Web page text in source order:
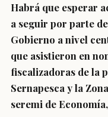
Habrá que esperar
a seguir por parte
Gobierno a nivel
que asistieron en
fiscalizadoras de la
Sernapesca y la
seremi de